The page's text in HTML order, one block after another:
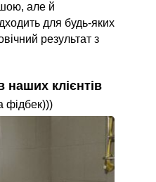
але й
для будь-яких
результат з
наших клієнтів
фідбек)))